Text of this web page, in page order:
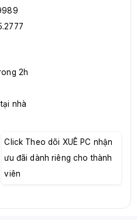
2h
nhà
Click Theo dõi XUÊ PC nhận
ưu đãi dành riêng cho thành
viên